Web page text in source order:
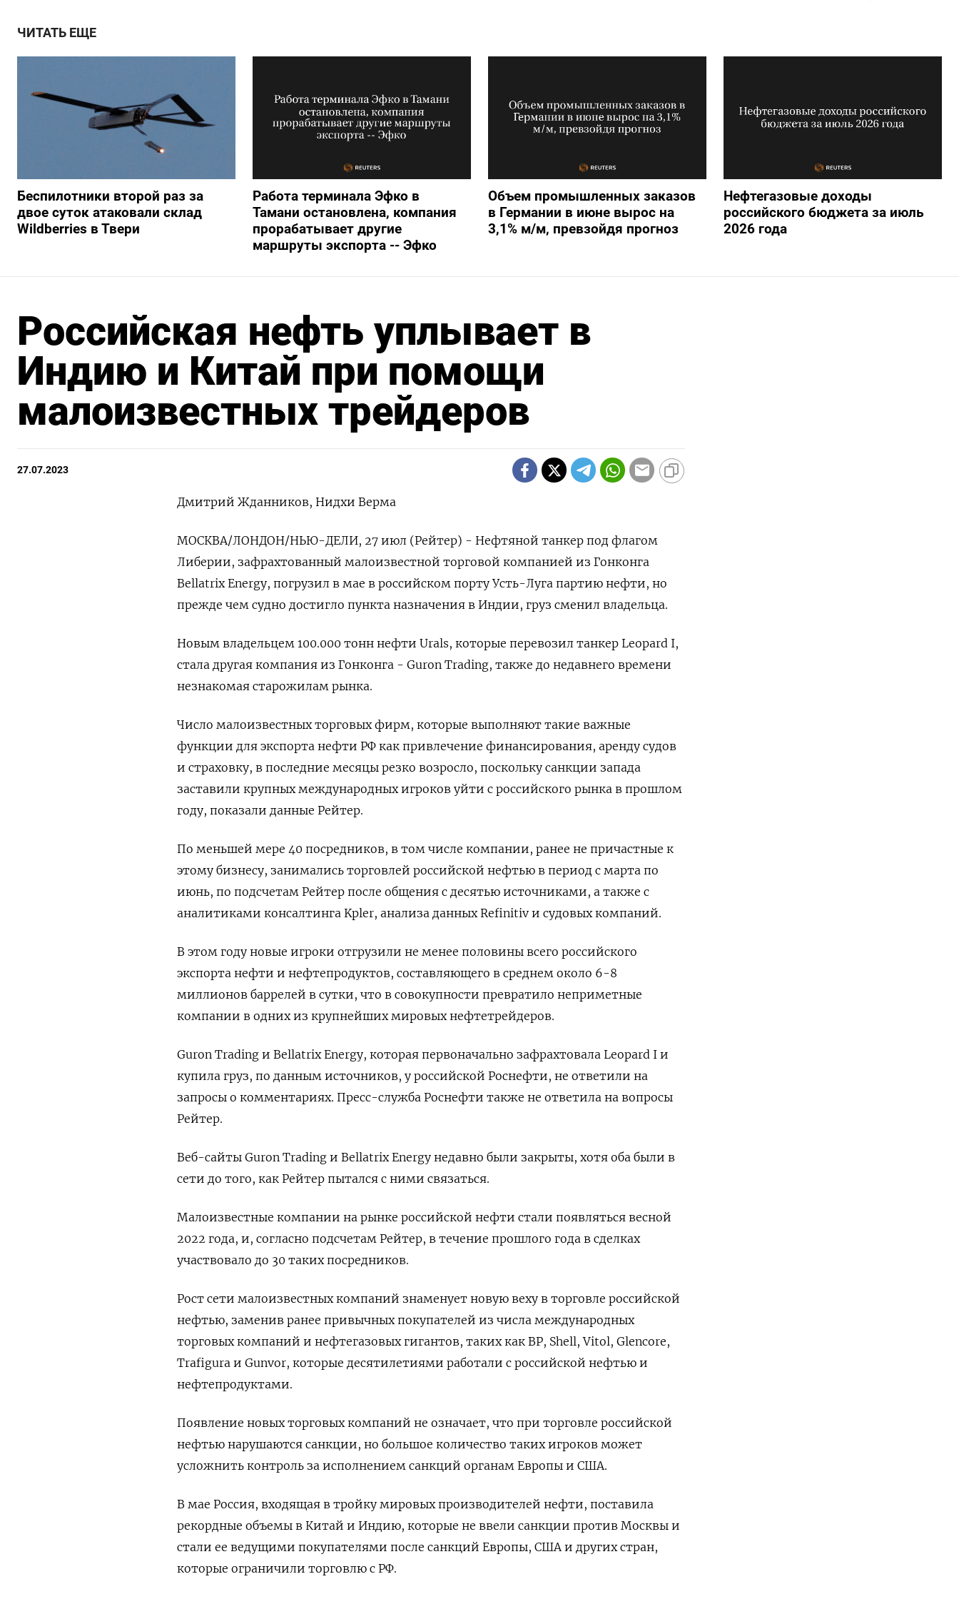
ЧИТАТЬ ЕЩЕ
Беспилотники второй раз за
двое суток атаковали склад
Wildberries в Твери
Работа терминала Эфко в
Тамани остановлена, компания
прорабатывает другие
маршруты экспорта -- Эфко
Объем промышленных заказов
в Германии в июне вырос на
3,1% м/м, превзойдя прогноз
Нефтегазовые доходы
российского бюджета за июль
2026 года
Российская нефть уплывает в
Индию и Китай при помощи
малоизвестных трейдеров
27.07.2023
Дмитрий Жданников, Нидхи Верма
МОСКВА/ЛОНДОН/НЬЮ-ДЕЛИ, 27 июл (Рейтер) - Нефтяной танкер под флагом
Либерии, зафрахтованный малоизвестной торговой компанией из Гонконга
Bellatrix Energy, погрузил в мае в российском порту Усть-Луга партию нефти, но
прежде чем судно достигло пункта назначения в Индии, груз сменил владельца.
Новым владельцем 100.000 тонн нефти Urals, которые перевозил танкер Leopard I,
стала другая компания из Гонконга - Guron Trading, также до недавнего времени
незнакомая старожилам рынка.
Число малоизвестных торговых фирм, которые выполняют такие важные
функции для экспорта нефти РФ как привлечение финансирования, аренду судов
и страховку, в последние месяцы резко возросло, поскольку санкции запада
заставили крупных международных игроков уйти с российского рынка в прошлом
году, показали данные Рейтер.
По меньшей мере 40 посредников, в том числе компании, ранее не причастные к
этому бизнесу, занимались торговлей российской нефтью в период с марта по
июнь, по подсчетам Рейтер после общения с десятью источниками, а также с
аналитиками консалтинга Kpler, анализа данных Refinitiv и судовых компаний.
В этом году новые игроки отгрузили не менее половины всего российского
экспорта нефти и нефтепродуктов, составляющего в среднем около 6-8
миллионов баррелей в сутки, что в совокупности превратило неприметные
компании в одних из крупнейших мировых нефтетрейдеров.
Guron Trading и Bellatrix Energy, которая первоначально зафрахтовала Leopard I и
купила груз, по данным источников, у российской Роснефти, не ответили на
запросы о комментариях. Пресс-служба Роснефти также не ответила на вопросы
Рейтер.
Веб-сайты Guron Trading и Bellatrix Energy недавно были закрыты, хотя оба были в
сети до того, как Рейтер пытался с ними связаться.
Малоизвестные компании на рынке российской нефти стали появляться весной
2022 года, и, согласно подсчетам Рейтер, в течение прошлого года в сделках
участвовало до 30 таких посредников.
Рост сети малоизвестных компаний знаменует новую веху в торговле российской
нефтью, заменив ранее привычных покупателей из числа международных
торговых компаний и нефтегазовых гигантов, таких как BP, Shell, Vitol, Glencore,
Trafigura и Gunvor, которые десятилетиями работали с российской нефтью и
нефтепродуктами.
Появление новых торговых компаний не означает, что при торговле российской
нефтью нарушаются санкции, но большое количество таких игроков может
усложнить контроль за исполнением санкций органам Европы и США.
В мае Россия, входящая в тройку мировых производителей нефти, поставила
рекордные объемы в Китай и Индию, которые не ввели санкции против Москвы и
стали ее ведущими покупателями после санкций Европы, США и других стран,
которые ограничили торговлю с РФ.